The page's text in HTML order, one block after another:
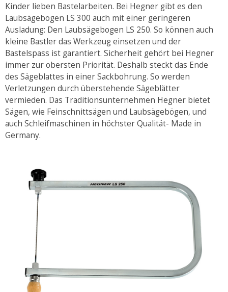
Kinder lieben Bastelarbeiten. Bei Hegner gibt es den
Laubsägebogen LS 300 auch mit einer geringeren
Ausladung: Den Laubsägebogen LS 250. So können auch
kleine Bastler das Werkzeug einsetzen und der
Bastelspass ist garantiert. Sicherheit gehört bei Hegner
immer zur obersten Priorität. Deshalb steckt das Ende
des Sägeblattes in einer Sackbohrung. So werden
Verletzungen durch überstehende Sägeblätter
vermieden. Das Traditionsunternehmen Hegner bietet
Sägen, wie Feinschnittsägen und Laubsägebögen, und
auch Schleifmaschinen in höchster Qualität- Made in
Germany.